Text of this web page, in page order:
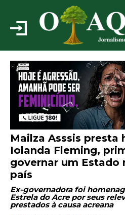
Mailza Asssis presta
Iolanda Fleming,
governar um Estado
país
Ex-governadora foi
Estrela do Acre por seus
prestados à causa acreana